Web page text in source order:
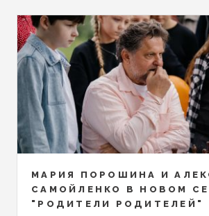
МАРИЯ ПОРОШИНА И
САМОЙЛЕНКО В НОВОМ
"РОДИТЕЛИ РОДИТЕЛЕЙ"